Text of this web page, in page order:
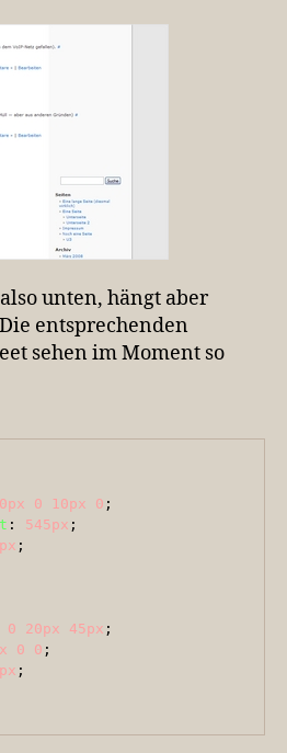
unten, hängt aber
entsprechenden
sehen im Moment so
0 10px 0 ;
: 545px ;
0 20px 45px ;
0 0 ;